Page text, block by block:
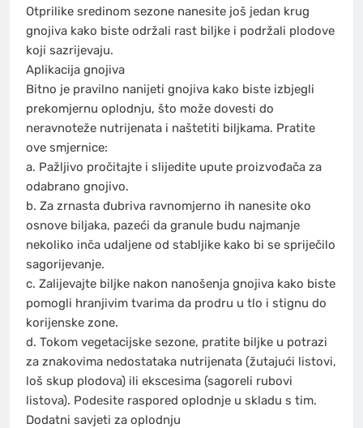
Otprilike sredinom sezone nanesite još jedan krug
gnojiva kako biste održali rast biljke i podržali plodove
koji sazrijevaju.
Aplikacija gnojiva
Bitno je pravilno nanijeti gnojiva kako biste izbjegli
prekomjernu oplodnju, što može dovesti do
neravnoteže nutrijenata i naštetiti biljkama. Pratite
ove smjernice:
a. Pažljivo pročitajte i slijedite upute proizvođača za
odabrano gnojivo.
b. Za zrnasta đubriva ravnomjerno ih nanesite oko
osnove biljaka, pazeći da granule budu najmanje
nekoliko inča udaljene od stabljike kako bi se spriječilo
sagorijevanje.
c. Zalijevajte biljke nakon nanošenja gnojiva kako biste
pomogli hranjivim tvarima da prodru u tlo i stignu do
korijenske zone.
d. Tokom vegetacijske sezone, pratite biljke u potrazi
za znakovima nedostataka nutrijenata (žutajući listovi,
loš skup plodova) ili ekscesima (sagoreli rubovi
listova). Podesite raspored oplodnje u skladu s tim.
Dodatni savjeti za oplodnju